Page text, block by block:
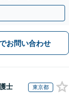
】
お問い合わせ
士 東京都